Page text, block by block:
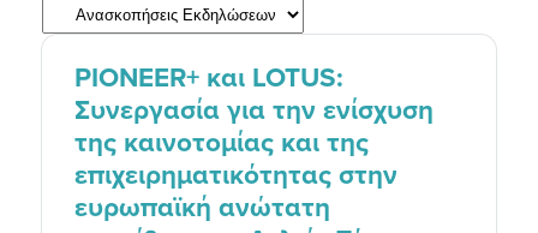
PIONEER+ και LOTUS:
Συνεργασία για την ενίσχυση
της καινοτομίας και της
επιχειρηματικότητας στην
ευρωπαϊκή ανώτατη